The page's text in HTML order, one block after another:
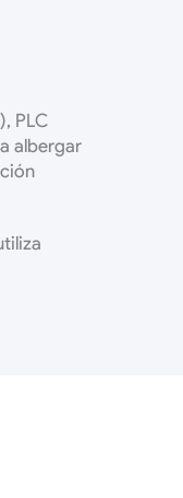
PLC
albergar